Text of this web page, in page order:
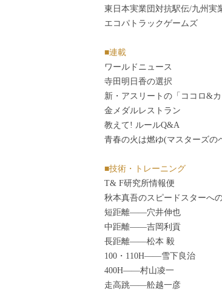
東日本実業団対抗駅伝/九州実
エコパトラックゲームズ
■連載
ワールドニュース
寺田明日香の選択
新・アスリートの「ココロ&
金メダルレストラン
教えて! ルールQ&A
青春の火は燃ゆ(マスターズの
■技術・トレーニング
T& F研究所情報便
秋本真吾のスピードスターへ
短距離――穴井伸也
中距離――吉岡利貢
長距離――松本 毅
100・110H――雪下良治
400H――村山凌一
走高跳――舩越一彦